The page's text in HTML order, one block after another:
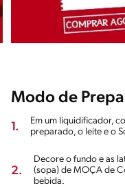
Modo de
1.
Em um liquidificador,
preparado, o leite e o
2.
Decore o fundo e as
(sopa) de MOÇA de
bebida.